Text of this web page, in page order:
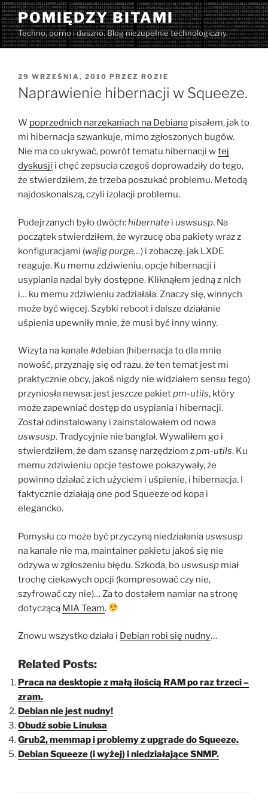
Przejdź
do
treści
POMIĘDZY BITAMI
Techno, porno i duszno. Blog niezupełnie technologiczny.
OPUBLIKOWANE
W
29 WRZEŚNIA, 2010 PRZEZ ROZIE
Naprawienie hibernacji w Squeeze.
W poprzednich narzekaniach na Debiana pisałem, jak to
mi hibernacja szwankuje, mimo zgłoszonych bugów.
Nie ma co ukrywać, powrót tematu hibernacji wtej
dyskusji i chęć zepsucia czegoś doprowadziły do tego,
że stwierdziłem, że trzeba poszukać problemu. Metodą
najdoskonalszą, czyli izolacji problemu.
Podejrzanych było dwóch:hibernate i uswsusp. Na
początek stwierdziłem, że wyrzucę oba pakiety wraz z
konfiguracjami (wajig purge…) i zobaczę, jak LXDE
reaguje. Ku memu zdziwieniu, opcje hibernacji i
usypiania nadal były dostępne. Kliknąłem jedną z nich
i… ku memu zdziwieniu zadziałała. Znaczy się, winnych
może być więcej. Szybki reboot i dalsze działanie
uśpienia upewniły mnie, że musi być inny winny.
Wizyta na kanale #debian (hibernacja to dla mnie
nowość, przyznaję się od razu, że ten temat jest mi
praktycznie obcy, jakoś nigdy nie widziałem sensu tego)
przyniosła newsa: jest jeszcze pakietpm-utils, który
może zapewniać dostęp do usypiania i hibernacji.
Został odinstalowany i zainstalowałem od nowa
uswsusp. Tradycyjnie nie banglał. Wywaliłem go i
stwierdziłem, że dam szansę narzędziom zpm-utils. Ku
memu zdziwieniu opcje testowe pokazywały, że
powinno działać z ich użyciem i uśpienie, i hibernacja. I
faktycznie działają one pod Squeeze od kopa i
elegancko.
Pomysłu co może być przyczyną niedziałaniauswsusp
na kanale nie ma, maintainer pakietu jakoś się nie
odzywa w zgłoszeniu błędu. Szkoda, bouswsusp miał
trochę ciekawych opcji (kompresować czy nie,
szyfrować czy nie)… Za to dostałem namiar na stronę
dotyczącą MIA Team.
Znowu wszystko działa i Debian robi się nudny…
Related Posts:
Praca na desktopie z małą ilością RAM po raz trzeci –
zram.
Debian nie jest nudny!
Obudź sobie Linuksa
Grub2, memmap i problemy z upgrade do Squeeze.
Debian Squeeze (i wyżej) i niedziałające SNMP.